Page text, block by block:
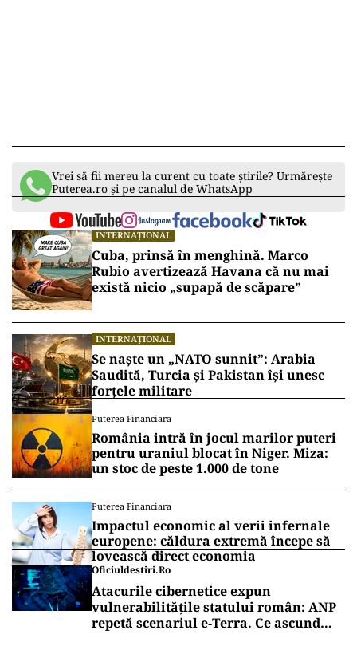
Vrei să fii mereu la curent cu toate știrile? Urmărește
Puterea.ro și pe canalul de WhatsApp
INTERNAȚIONAL
Cuba, prinsă în menghină. Marco
Rubio avertizează Havana că nu mai
există nicio „supapă de scăpare”
INTERNAȚIONAL
Se naște un „NATO sunnit”: Arabia
Saudită, Turcia și Pakistan își unesc
forțele militare
Puterea Financiara
România intră în jocul marilor puteri
pentru uraniul blocat în Niger. Miza:
un stoc de peste 1.000 de tone
Puterea Financiara
Impactul economic al verii infernale
europene: căldura extremă începe să
lovească direct economia
Oficiuldestiri.ro
Atacurile cibernetice expun
vulnerabilitățile statului român: ANP
repetă scenariul e‑Terra. Ce ascund